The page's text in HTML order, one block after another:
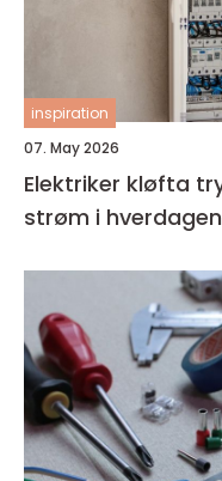
inspiration
07. May 2026
Elektriker kløfta trygg og moderne hjelp til
strøm i hverdagen